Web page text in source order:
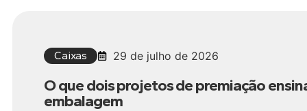
Caixas 29 de julho de 2026
O que dois projetos de premiação
embalagem